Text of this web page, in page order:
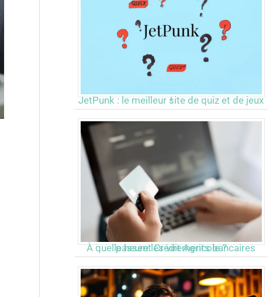
JetPunk : le meilleur site de quiz et de jeux !
À quelle heure les virements bancaires passent Crédit Agricole ?